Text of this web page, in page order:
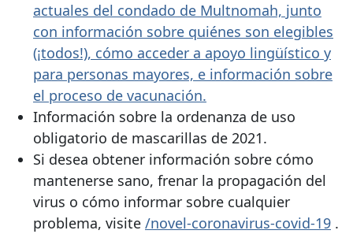
actuales del condado de Multnomah, junto
con información sobre quiénes son elegibles
(¡todos!), cómo acceder a apoyo lingüístico y
para personas mayores, e información sobre
el proceso de vacunación.
Información sobre la ordenanza de uso
obligatorio de mascarillas de 2021.
Si desea obtener información sobre cómo
mantenerse sano, frenar la propagación del
virus o cómo informar sobre cualquier
problema, visite /novel-coronavirus-covid-19 .